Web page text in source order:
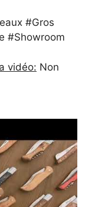
#Gros
#Showroom
vidéo: Non